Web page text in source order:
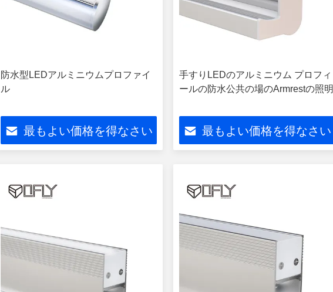
防水型LEDアルミニウムプロファイ
ル
最もよい価格を得なさい
手すりLEDのアルミニウム プロフィ
ールの防水公共の場のArmrestの照明
最もよい価格を得なさい